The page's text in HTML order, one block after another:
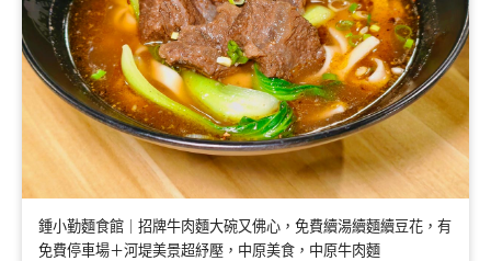
鍾小勤麵食館｜招牌牛肉麵大碗又佛心，免費續湯續麵續豆花，有
免費停車場＋河堤美景超紓壓，中原美食，中原牛肉麵